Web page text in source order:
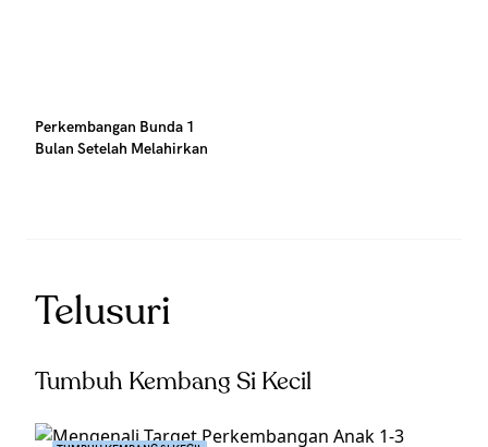
Perkembangan Bunda 1
Bulan Setelah Melahirkan
Telusuri
Tumbuh Kembang Si Kecil